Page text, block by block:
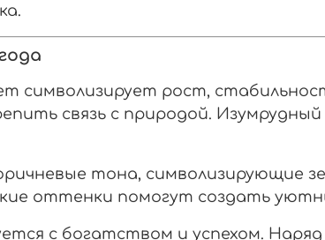
символизирует рост,
связь с природой.
тона, символизирующие
оттенки помогут создать
с богатством и успехом.